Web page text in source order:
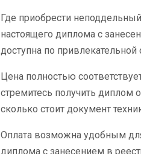
Где приобрести
настоящего диплома с
доступна по привлекательной
Цена полностью
стремитесь получить диплом
сколько стоит документ
Оплата возможна удобным
диплома с занесением в